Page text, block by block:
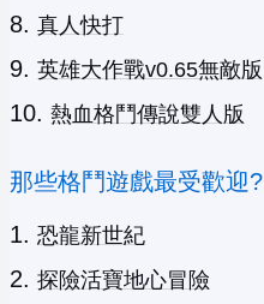
真人快打
英雄大作戰v0.65無敵版
熱血格鬥傳說雙人版
那些格鬥遊戲最受歡迎?
恐龍新世紀
探險活寶地心冒險